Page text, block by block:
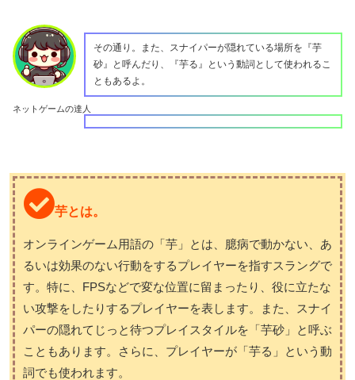
ネットゲームの達人
その通り。また、スナイパーが隠れている場所を『芋
砂』と呼んだり、『芋る』という動詞として使われるこ
ともあるよ。
芋とは。
オンラインゲーム用語の「芋」とは、臆病で動かない、あ
るいは効果のない行動をするプレイヤーを指すスラングで
す。特に、FPSなどで変な位置に留まったり、役に立たな
い攻撃をしたりするプレイヤーを表します。また、スナイ
パーの隠れてじっと待つプレイスタイルを「芋砂」と呼ぶ
こともあります。さらに、プレイヤーが「芋る」という動
詞でも使われます。